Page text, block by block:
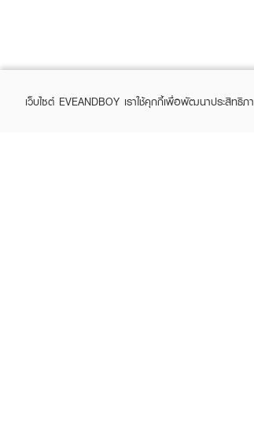
เว็บไซต์ EVEANDBOY เราใช้คุกกี้เพื่อพัฒนาประสิท